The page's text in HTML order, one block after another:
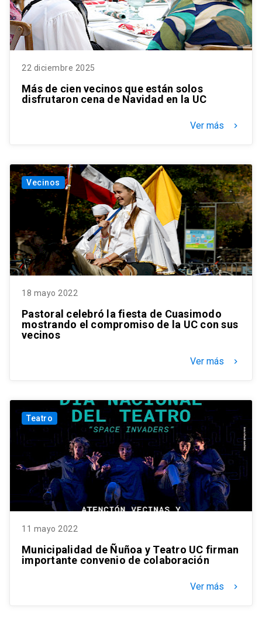
22 diciembre 2025
Más de cien vecinos que están solos
disfrutaron cena de Navidad en la UC
Ver más keyboard_arrow_right
Vecinos
18 mayo 2022
Pastoral celebró la fiesta de Cuasimodo
mostrando el compromiso de la UC con sus
vecinos
Ver más keyboard_arrow_right
Teatro
11 mayo 2022
Municipalidad de Ñuñoa y Teatro UC firman
importante convenio de colaboración
Ver más keyboard_arrow_right